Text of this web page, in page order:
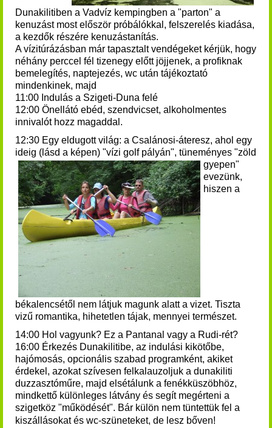
Dunakilitiben a Vadvíz kempingben a "parton" a
kenuzást most először próbálókkal, felszerelés kiadása,
a kezdők részére kenuzástanítás.
A vízitúrázásban már tapasztalt vendégeket kérjük, hogy
néhány perccel fél tizenegy előtt jöjjenek, a profiknak
bemelegítés, naptejezés, wc után tájékoztató
mindenkinek, majd
11:00 Indulás a Szigeti-Duna felé
12:00 Önellátó ebéd, szendvicset, alkoholmentes
innivalót hozz magaddal.
12:30 Egy eldugott világ: a Csalánosi-áteresz, ahol egy
ideig (lásd a képen) "vízi golf pályán", tüneményes "zöld
gyepen"
evezünk,
hiszen a
békalencsétől nem látjuk magunk alatt a vizet. Tiszta
vizű romantika, hihetetlen tájak, mennyei természet.
14:00 Hol vagyunk? Ez a Pantanal vagy a Rudi-rét?
16:00 Érkezés Dunakilitibe, az indulási kikötőbe,
hajómosás, opcionális szabad programként, akiket
érdekel, azokat szívesen felkalauzoljuk a dunakiliti
duzzasztóműre, majd elsétálunk a fenékküszöbhöz,
mindkettő különleges látvány és segít megérteni a
szigetköz "működését". Bár külön nem tüntettük fel a
kiszállásokat és wc-szüneteket, de lesz bőven!